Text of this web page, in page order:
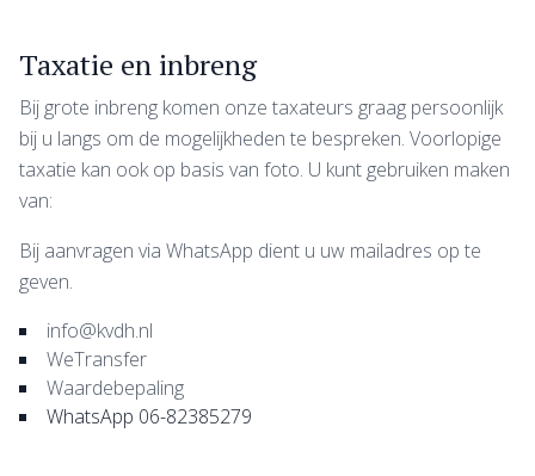
Taxatie en inbreng
Bij grote inbreng komen onze taxateurs graag persoonlijk
bij u langs om de mogelijkheden te bespreken. Voorlopige
taxatie kan ook op basis van foto. U kunt gebruiken maken
van:
Bij aanvragen via WhatsApp dient u uw mailadres op te
geven.
info@kvdh.nl
WeTransfer
Waardebepaling
WhatsApp 06-82385279